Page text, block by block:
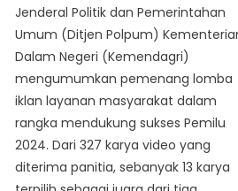
Jenderal Politik dan Pemerintahan
Umum (Ditjen Polpum)
Dalam Negeri (Kemendagri)
mengumumkan pemenang lomba
iklan layanan masyarakat dalam
rangka mendukung sukses Pemilu
2024. Dari 327 karya video yang
diterima panitia, sebanyak 13 karya